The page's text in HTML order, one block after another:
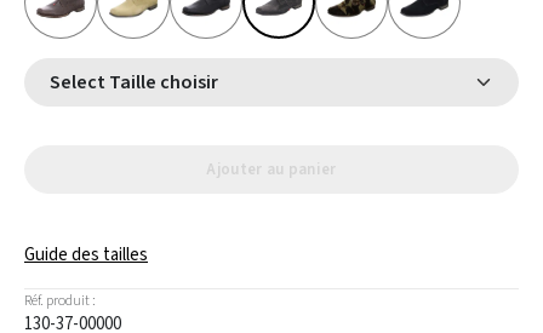
Select Taille choisir
Ajouter au panier
Guide des tailles
Réf. produit :
130-37-00000